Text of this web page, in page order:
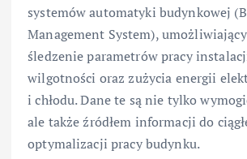
systemów automatyki budynkowej
Management System),
śledzenie parametrów pracy
wilgotności oraz zużycia energii
i chłodu. Dane te są nie tylko
ale także źródłem informacji do
optymalizacji pracy budynku.